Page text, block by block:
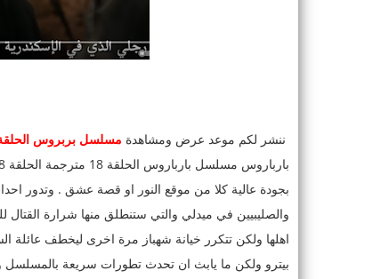
ننشر لكم موعد عرض ومشاهدة مسلسل بربروس الحلقة 18 الثامنة
بجودة عالية كلا من موقع النور او قصة عشق . وتدور
والصليبيين في ميدلي والتي ستنطلق منها شرارة
اهلها ولكن تتكرر خيانة شهباز مرة اخرى ليخطف عائلة
بيترو ولكن ما يابث ان تحدث تطورات سريعة بالمسلسل